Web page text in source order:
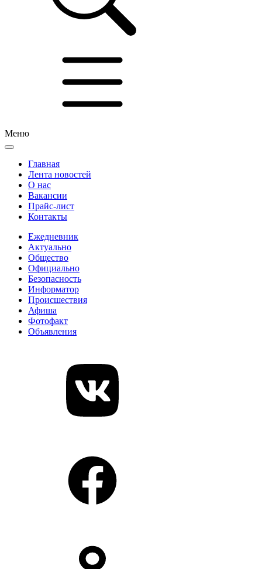
Меню
Главная
Лента новостей
О нас
Вакансии
Прайс-лист
Контакты
Ежедневник
Актуально
Общество
Официально
Безопасность
Информатор
Происшествия
Афиша
Фотофакт
Объявления